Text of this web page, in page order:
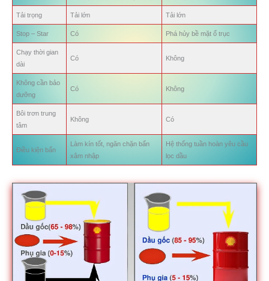
Tải trọng Tải lớn Tải lớn
Stop – Star Có Phá hủy bề mặt ổ trục
Chạy thời gian
dài
Có Không
Không cần bảo
dưỡng
Có Không
Bôi trơn trung
tâm
Không Có
Điều kiện bẩn
Làm kín tốt, ngăn chặn bẩn
xâm nhập
Hệ thống tuần hoàn yêu cầu
lọc dầu